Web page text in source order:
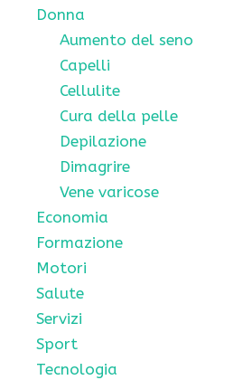
Donna
Aumento del seno
Capelli
Cellulite
Cura della pelle
Depilazione
Dimagrire
Vene varicose
Economia
Formazione
Motori
Salute
Servizi
Sport
Tecnologia